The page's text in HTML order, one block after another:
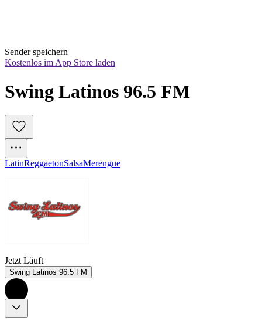
Sender speichern
Kostenlos im App Store laden
Swing Latinos 96.5 FM
LatinReggaetonSalsaMerengue
Jetzt Läuft
Swing Latinos 96.5 FM